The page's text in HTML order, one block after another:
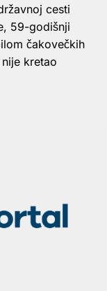
cesti
59-godišnji
čakovečkih
kretao